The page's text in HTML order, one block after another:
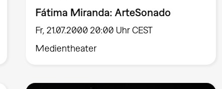
Fátima Miranda: ArteSonado
Fr, 21.07.2000 20:00 Uhr CEST
Medientheater